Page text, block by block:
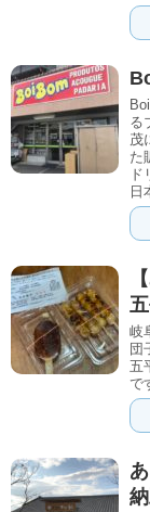
る
茂
た
日
岐
団
五
で